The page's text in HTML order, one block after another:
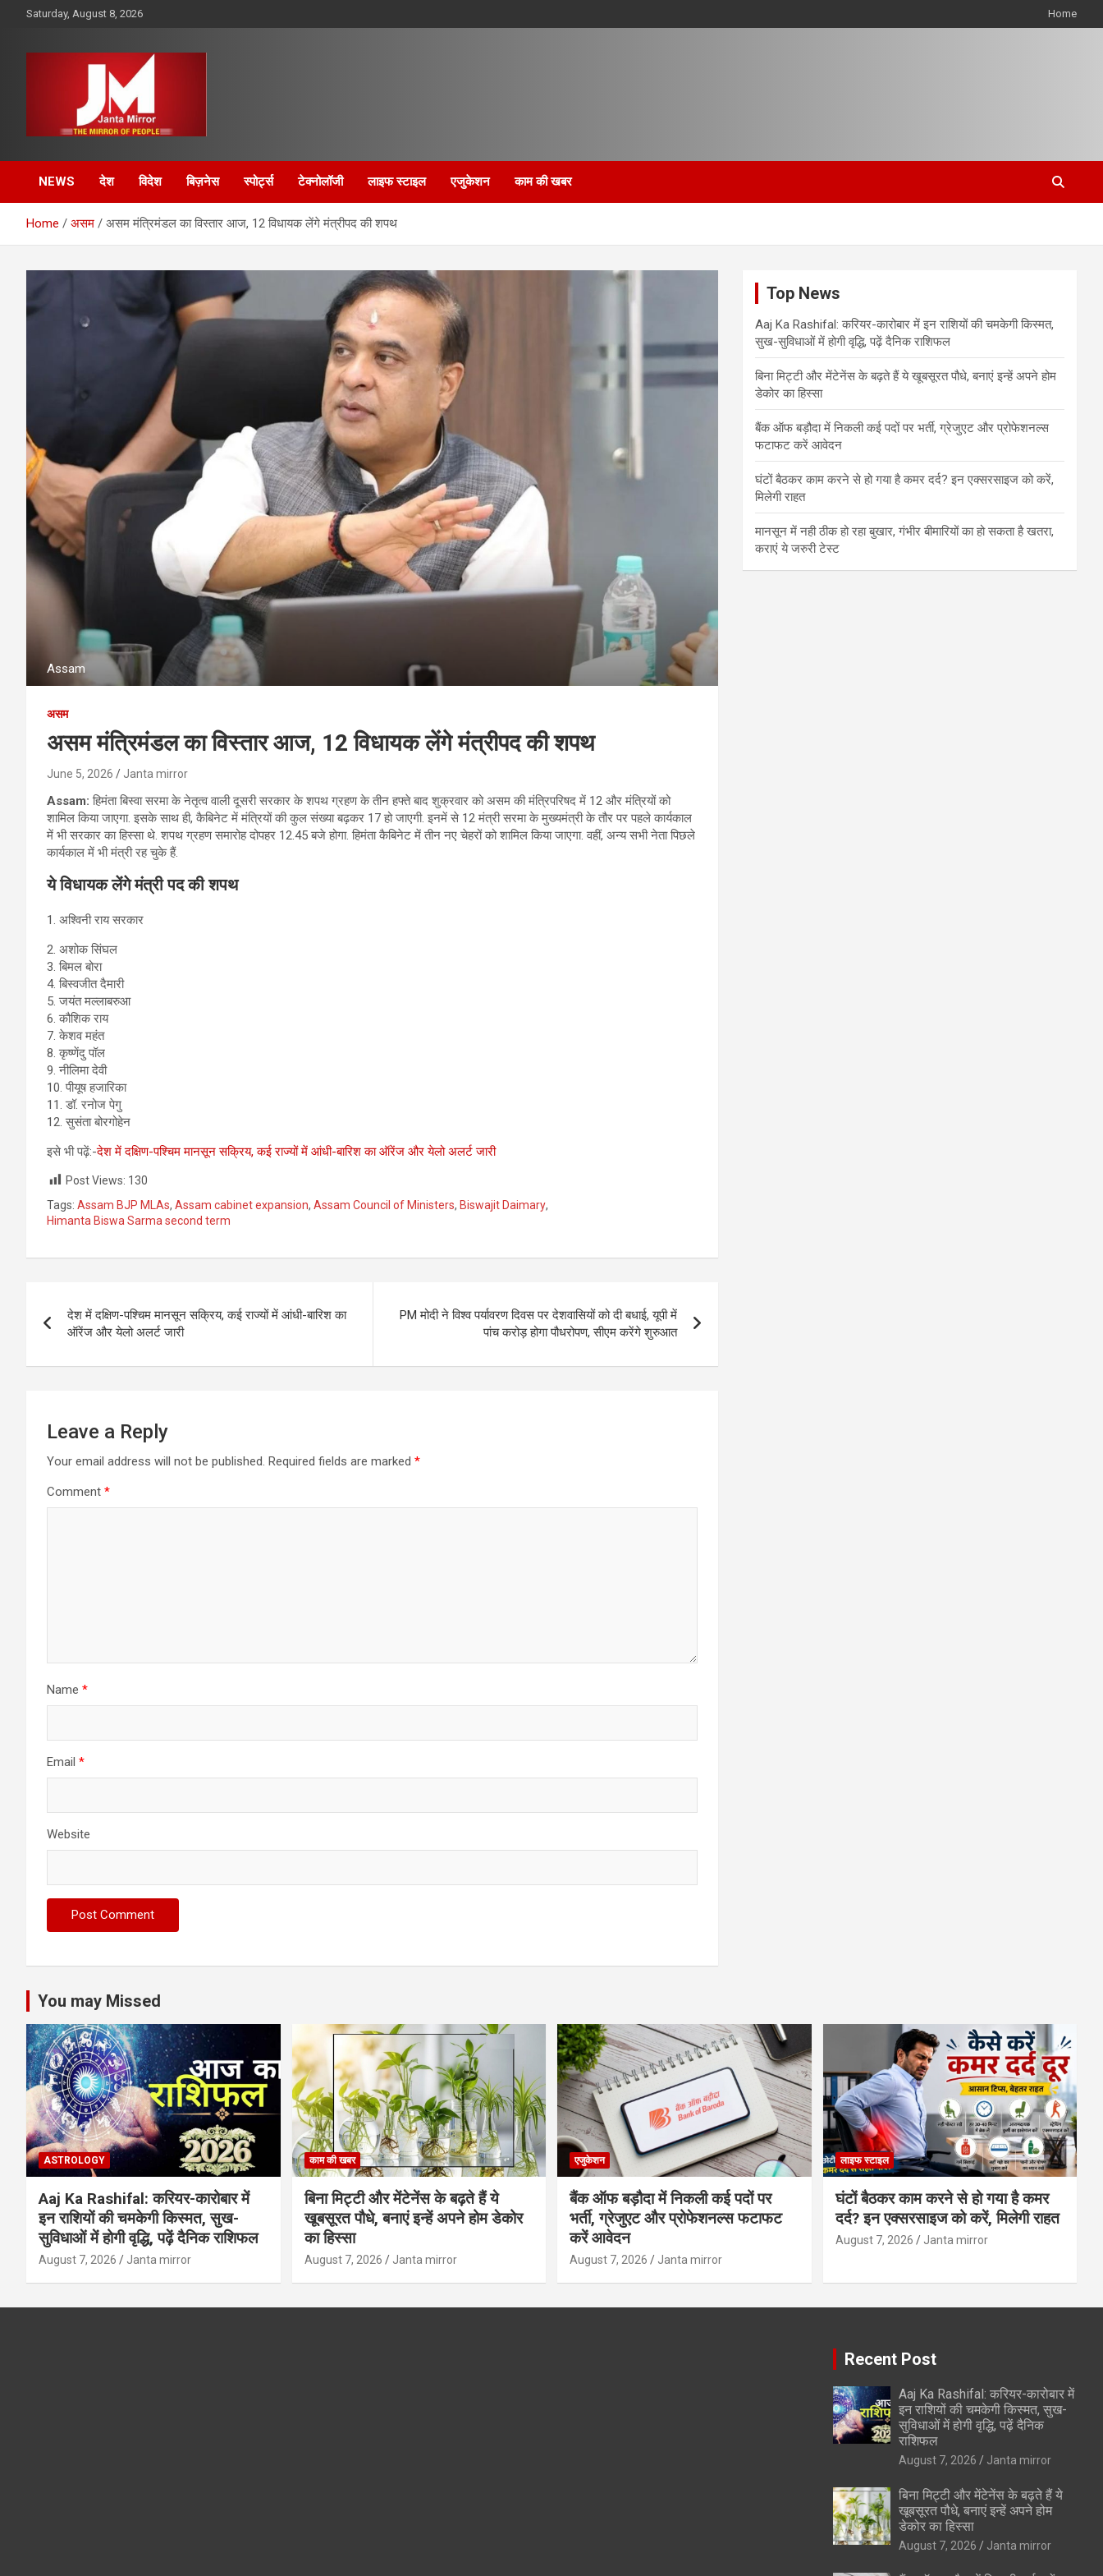
Saturday, August 8, 2026 Home
Janta Mirror
NEWS देश विदेश बिज़नेस स्पोर्ट्स टेक्नोलॉजी लाइफ स्टाइल एजुकेशन काम की खबर
Home असम असम मंत्रिमंडल का विस्तार आज, 12 विधायक लेंगे मंत्रीपद की शपथ
Assam
असम
असम मंत्रिमंडल का विस्तार आज, 12 विधायक लेंगे मंत्रीपद की शपथ
June 5, 2026 Janta mirror
Assam:हिमंता बिस्वा सरमा के नेतृत्व वाली दूसरी सरकार के शपथ ग्रहण के तीन हफ्ते बाद शुक्रवार को असम की मंत्रिपरिषद में 12 और मंत्रियों को
शामिल किया जाएगा. इसके साथ ही, कैबिनेट में मंत्रियों की कुल संख्या बढ़कर 17 हो जाएगी. इनमें से 12 मंत्री सरमा के मुख्यमंत्री के तौर पर पहले कार्यकाल
में भी सरकार का हिस्सा थे. शपथ ग्रहण समारोह दोपहर 12.45 बजे होगा. हिमंता कैबिनेट में तीन नए चेहरों को शामिल किया जाएगा. वहीं, अन्य सभी नेता पिछले
कार्यकाल में भी मंत्री रह चुके हैं.
ये विधायक लेंगे मंत्री पद की शपथ
1. अश्विनी राय सरकार
2. अशोक सिंघल
3. बिमल बोरा
4. बिस्वजीत दैमारी
5. जयंत मल्लाबरुआ
6. कौशिक राय
7. केशव महंत
8. कृष्णेंदु पॉल
9. नीलिमा देवी
10. पीयूष हजारिका
11. डॉ. रनोज पेगु
12. सुसंता बोरगोहेन
इसे भी पढ़ें:-देश में दक्षिण-पश्चिम मानसून सक्रिय, कई राज्यों में आंधी-बारिश का ऑरेंज और येलो अलर्ट जारी
Post Views: 130
Tags: Assam BJP MLAs, Assam cabinet expansion, Assam Council of Ministers, Biswajit Daimary,
Himanta Biswa Sarma second term
navigation
देश में दक्षिण-पश्चिम मानसून सक्रिय, कई राज्यों में आंधी-बारिश का
ऑरेंज और येलो अलर्ट जारी
PM मोदी ने विश्व पर्यावरण दिवस पर देशवासियों को दी बधाई, यूपी में
पांच करोड़ होगा पौधरोपण, सीएम करेंगे शुरुआत
Leave a Reply
Your email address will not be published. Required fields are marked *
Comment *
Name *
Email *
Website
Top News
Aaj Ka Rashifal: करियर-कारोबार में इन राशियों की चमकेगी किस्मत,
सुख-सुविधाओं में होगी वृद्धि, पढ़ें दैनिक राशिफल
बिना मिट्टी और मेंटेनेंस के बढ़ते हैं ये खूबसूरत पौधे, बनाएं इन्‍हें अपने होम
डेकोर का हिस्‍सा
बैंक ऑफ बड़ौदा में निकली कई पदों पर भर्ती, ग्रेजुएट और प्रोफेशनल्स
फटाफट करें आवेदन
घंटों बैठकर काम करने से हो गया है कमर दर्द? इन एक्सरसाइज को करें,
मिलेगी राहत
मानसून में नही ठीक हो रहा बुखार, गंभीर बीमारियों का हो सकता है खतरा,
कराएं ये जरुरी टेस्ट
You may Missed
ASTROLOGY
Aaj Ka Rashifal: करियर-कारोबार में
इन राशियों की चमकेगी किस्मत, सुख-
सुविधाओं में होगी वृद्धि, पढ़ें दैनिक राशिफल
August 7, 2026 Janta mirror
काम की खबर
बिना मिट्टी और मेंटेनेंस के बढ़ते हैं ये
खूबसूरत पौधे, बनाएं इन्‍हें अपने होम डेकोर
का हिस्‍सा
August 7, 2026 Janta mirror
एजुकेशन
बैंक ऑफ बड़ौदा में निकली कई पदों पर
भर्ती, ग्रेजुएट और प्रोफेशनल्स फटाफट
करें आवेदन
August 7, 2026 Janta mirror
लाइफ स्टाइल
घंटों बैठकर काम करने से हो गया है कमर
दर्द? इन एक्सरसाइज को करें, मिलेगी राहत
August 7, 2026 Janta mirror
Recent Post
Aaj Ka Rashifal: करियर-कारोबार में
इन राशियों की चमकेगी किस्मत, सुख-
सुविधाओं में होगी वृद्धि, पढ़ें दैनिक
राशिफल
August 7, 2026 Janta mirror
बिना मिट्टी और मेंटेनेंस के बढ़ते हैं ये
खूबसूरत पौधे, बनाएं इन्‍हें अपने होम
डेकोर का हिस्‍सा
August 7, 2026 Janta mirror